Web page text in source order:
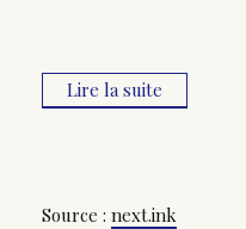
Source : next.ink
Lire la suite